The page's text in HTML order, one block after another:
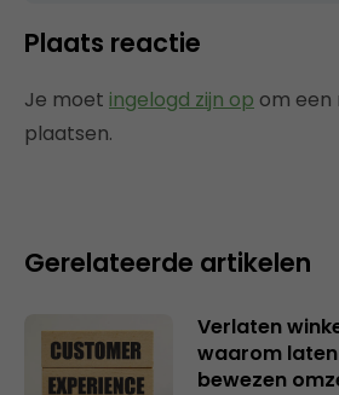
Plaats reactie
Je moet ingelogd zijn op om
plaatsen.
Gerelateerde artikelen
Verlaten
waarom
bewezen